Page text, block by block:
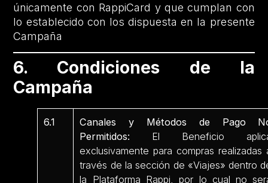
únicamente con RappiCard y que cumplan con
lo establecido con los dispuesta en la presente
Campaña
6. Condiciones de la
Campaña
6.1
Canales y Métodos de Pago
Permitidos: El Beneficio
exclusivamente para compras realizadas
través de la sección de «Viajes» dentro
la Plataforma Rappi, por lo cual no